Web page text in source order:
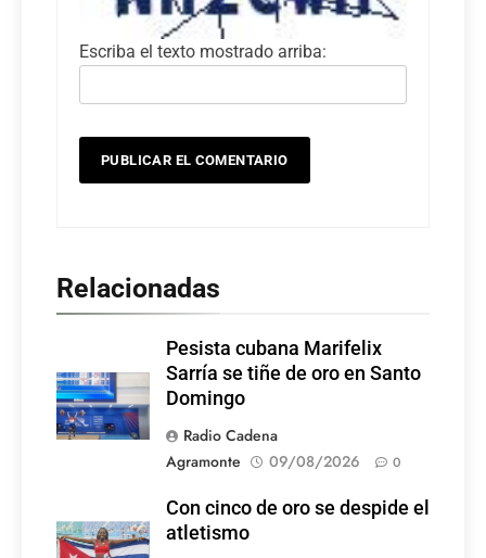
Escriba el texto mostrado arriba:
Relacionadas
Pesista cubana Marifelix
Sarría se tiñe de oro en Santo
Domingo
Radio Cadena
Agramonte
09/08/2026 0
Con cinco de oro se despide el
atletismo